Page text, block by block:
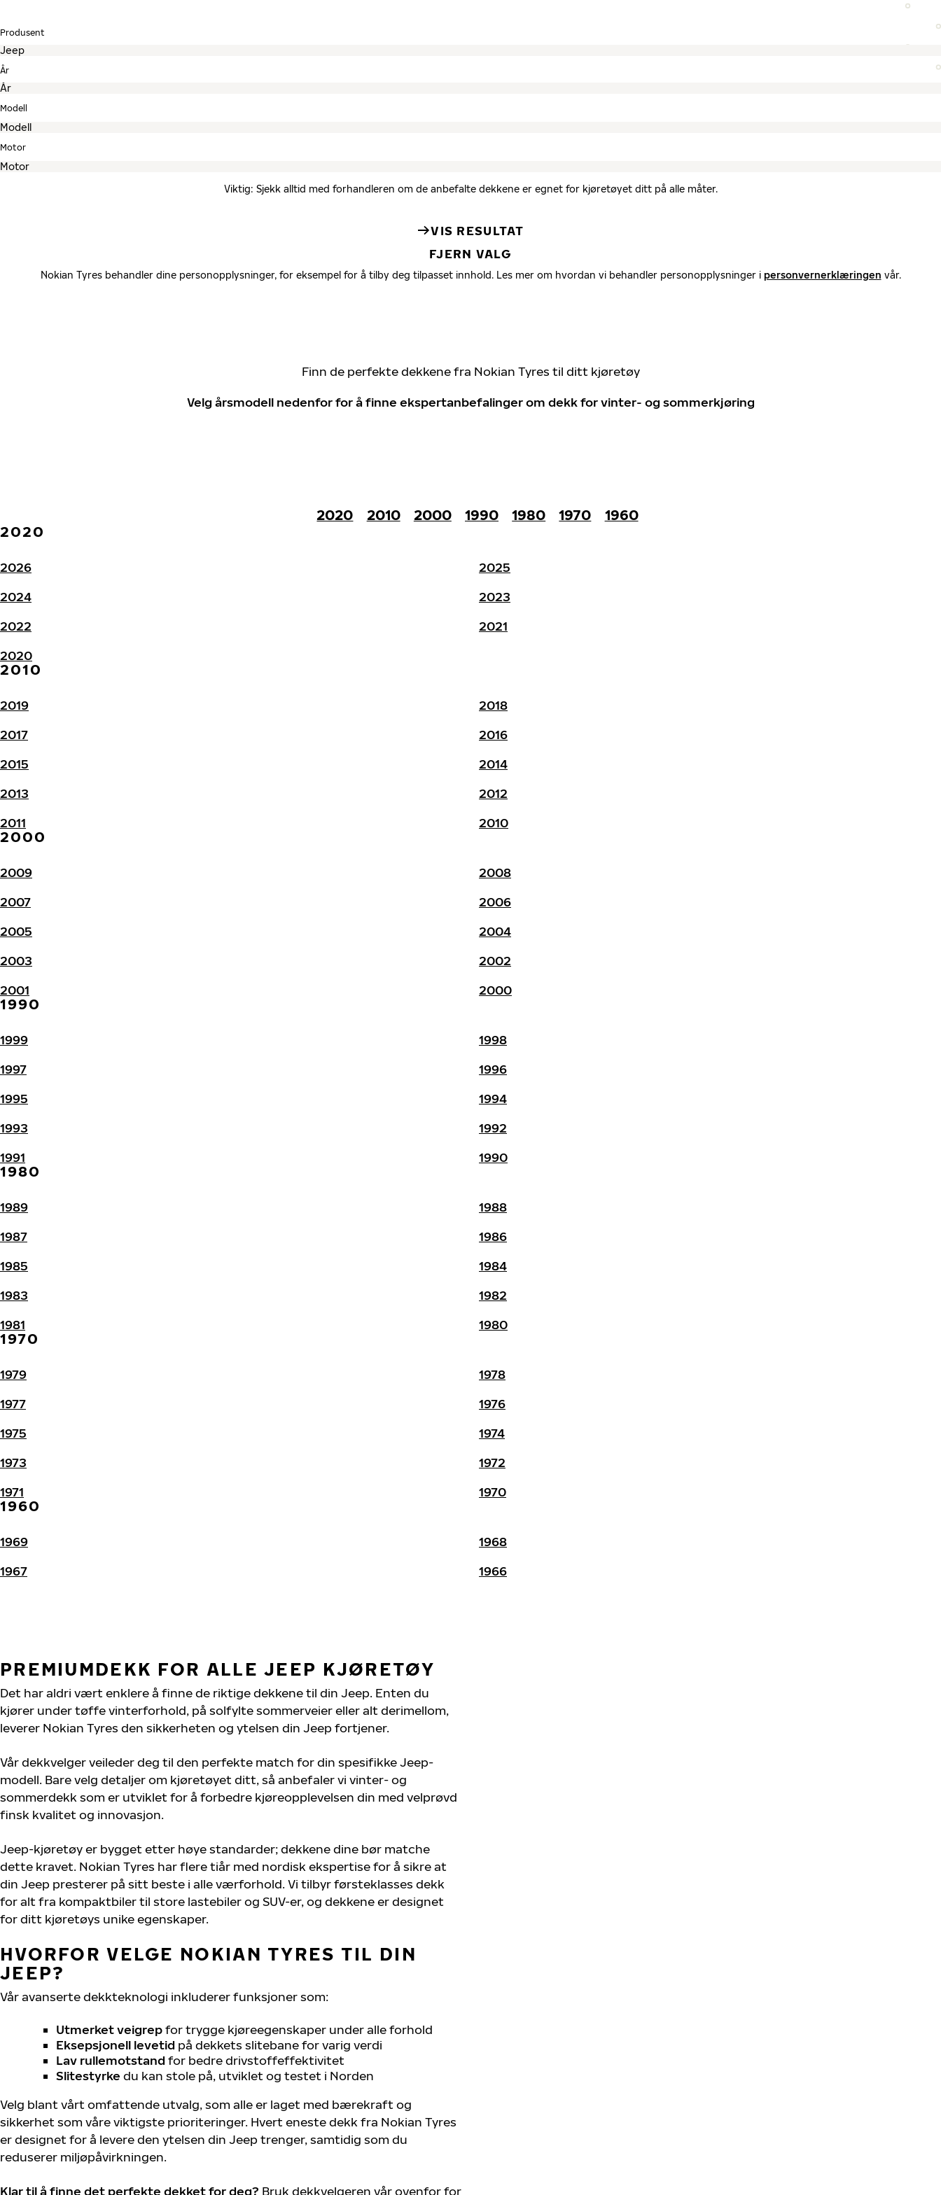
Produsent
År
Modell
Motor
Viktig: Sjekk alltid med forhandleren om de anbefalte dekkene er egnet for kjøretøyet ditt på alle måter.
VIS RESULTAT
FJERN VALG
Nokian Tyres behandler dine personopplysninger, for eksempel for å tilby deg tilpasset innhold. Les mer om hvordan vi behandler personopplysninger i personvernerklæringen vår.
Finn de perfekte dekkene fra Nokian Tyres til ditt kjøretøy
Velg årsmodell nedenfor for å finne ekspertanbefalinger om dekk for vinter- og sommerkjøring
2020 2010 2000 1990 1980 1970
1960
2020
2026
2025
2024
2023
2022
2021
2020
2010
2019
2018
2017
2016
2015
2014
2013
2012
2011
2010
2000
2009
2008
2007
2006
2005
2004
2003
2002
2001
2000
1990
1999
1998
1997
1996
1995
1994
1993
1992
1991
1990
1980
1989
1988
1987
1986
1985
1984
1983
1982
1981
1980
1970
1979
1978
1977
1976
1975
1974
1973
1972
1971
1970
1960
1969
1968
1967
1966
PREMIUMDEKK FOR ALLE JEEP KJØRETØY
Det har aldri vært enklere å finne de riktige dekkene til din Jeep. Enten du
kjører under tøffe vinterforhold, på solfylte sommerveier eller alt derimellom,
leverer Nokian Tyres den sikkerheten og ytelsen din Jeep fortjener.
Vår dekkvelger veileder deg til den perfekte match for din spesifikke Jeep-
modell. Bare velg detaljer om kjøretøyet ditt, så anbefaler vi vinter- og
sommerdekk som er utviklet for å forbedre kjøreopplevelsen din med velprøvd
finsk kvalitet og innovasjon.
Jeep-kjøretøy er bygget etter høye standarder; dekkene dine bør matche
dette kravet. Nokian Tyres har flere tiår med nordisk ekspertise for å sikre at
din Jeep presterer på sitt beste i alle værforhold. Vi tilbyr førsteklasses dekk
for alt fra kompaktbiler til store lastebiler og SUV-er, og dekkene er designet
for ditt kjøretøys unike egenskaper.
HVORFOR VELGE NOKIAN TYRES TIL DIN
JEEP?
Vår avanserte dekkteknologi inkluderer funksjoner som:
Utmerket veigrepfor trygge kjøreegenskaper under alle forhold
Eksepsjonell levetid på dekkets slitebane for varig verdi
Lav rullemotstand for bedre drivstoffeffektivitet
Slitestyrke du kan stole på, utviklet og testet i Norden
Velg blant vårt omfattende utvalg, som alle er laget med bærekraft og
sikkerhet som våre viktigste prioriteringer. Hvert eneste dekk fra Nokian Tyres
er designet for å levere den ytelsen din Jeep trenger, samtidig som du
reduserer miljøpåvirkningen.
Klar til å finne det perfekte dekket for deg? Bruk dekkvelgeren vår ovenfor for